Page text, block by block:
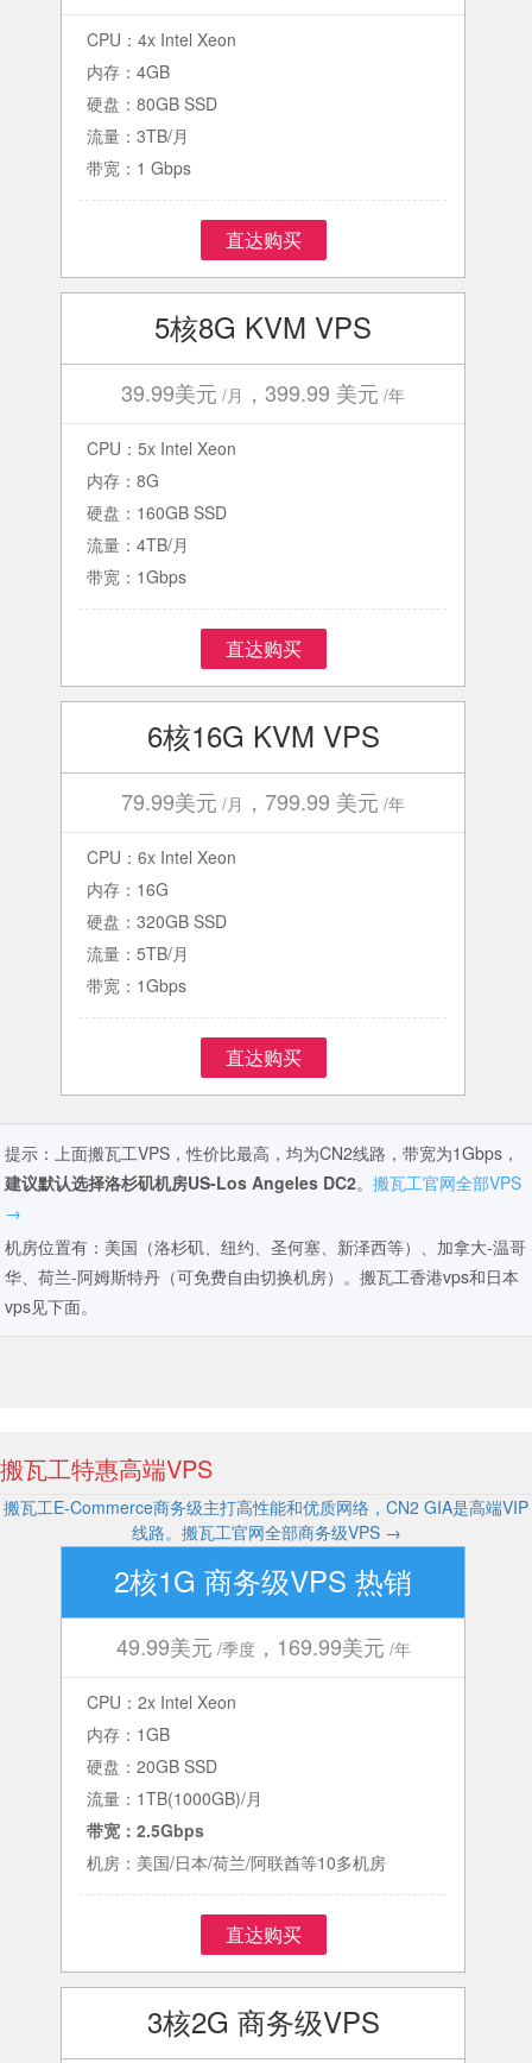
CPU：4x Intel Xeon
内存：4GB
硬盘：80GB SSD
流量：3TB/月
带宽：1 Gbps
直达购买
5核8G KVM VPS
39.99美元 /月 ，399.99 美元 /年
CPU：5x Intel Xeon
内存：8G
硬盘：160GB SSD
流量：4TB/月
带宽：1Gbps
直达购买
6核16G KVM VPS
79.99美元 /月 ，799.99 美元 /年
CPU：6x Intel Xeon
内存：16G
硬盘：320GB SSD
流量：5TB/月
带宽：1Gbps
直达购买
提示：上面搬瓦工VPS，性价比最高，均为CN2线路，带宽为1Gbps，
建议默认选择洛杉矶机房US-Los Angeles DC2。 搬瓦工官网全部VPS
→
机房位置有：美国（洛杉矶、纽约、圣何塞、新泽西等）、加拿大-温哥
华、荷兰-阿姆斯特丹（可免费自由切换机房）。搬瓦工香港vps和日本
vps见下面。
搬瓦工特惠高端VPS
搬瓦工E-Commerce商务级主打高性能和优质网络，CN2 GIA是高端VIP
线路。搬瓦工官网全部商务级VPS →
2核1G 商务级VPS 热销
49.99美元 /季度 ，169.99美元 /年
CPU：2x Intel Xeon
内存：1GB
硬盘：20GB SSD
流量：1TB(1000GB)/月
带宽：2.5Gbps
机房：美国/日本/荷兰/阿联酋等10多机房
直达购买
3核2G 商务级VPS